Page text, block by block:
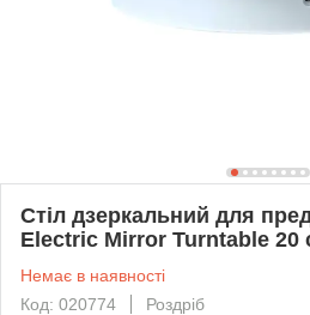
Стіл дзеркальний для
Electric Mirror Turntable 20
Немає в наявності
Код: 020774
Роздріб